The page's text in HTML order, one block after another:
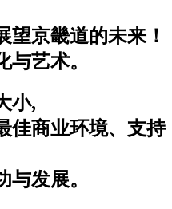
望京畿道的未来！
艺术。
小,
佳商业环境、支持
发展。